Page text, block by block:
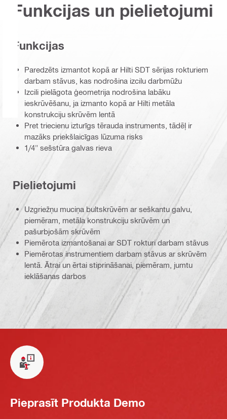
Funkcijas un pielietojumi
Funkcijas
Paredzēts izmantot kopā ar Hilti SDT sērijas rokturiem
darbam stāvus, kas nodrošina izcilu darbmūžu
Izcili pielāgota ģeometrija nodrošina labāku
ieskrūvēšanu, ja izmanto kopā ar Hilti metāla
konstrukciju skrūvēm lentā
Pret triecienu izturīgs tērauda instruments, tādēļ ir
mazāks priekšlaicīgas lūzuma risks
1/4" sešstūra galvas rieva
Pielietojumi
Uzgriežņu muciņa bultskrūvēm ar seškantu galvu,
piemēram, metāla konstrukciju skrūvēm un
pašurbjošām skrūvēm
Piemērota izmantošanai ar SDT rokturi darbam stāvus
Piemērotas instrumentiem darbam stāvus ar skrūvēm
lentā. Ātrai un ērtai stiprināšanai, piemēram, jumtu
ieklāšanas darbos
Pieprasīt Produkta Demo